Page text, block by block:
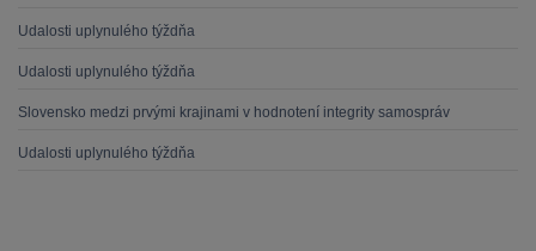
Udalosti uplynulého týždňa
Udalosti uplynulého týždňa
Slovensko medzi prvými krajinami v hodnotení integrity samospráv
Udalosti uplynulého týždňa